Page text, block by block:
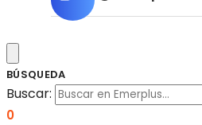
BÚSQUEDA
Buscar:
0